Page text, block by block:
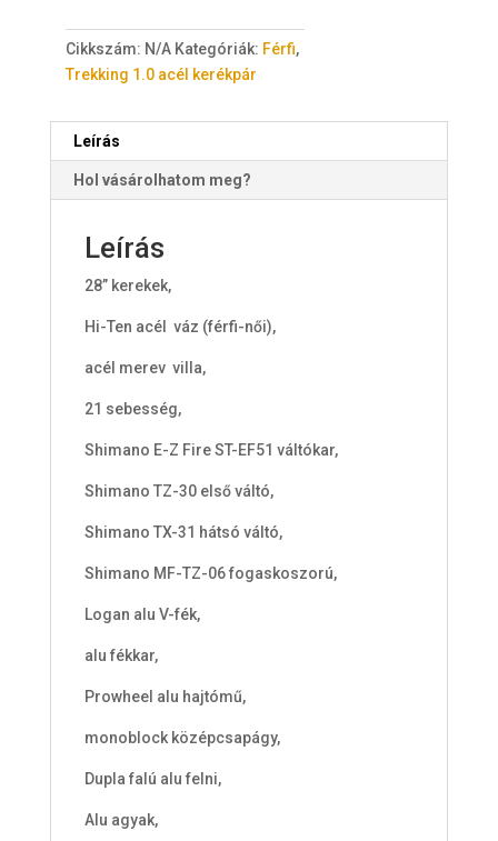
e
m
s
Y
o
u
Cikkszám: N/A Kategóriák: Férfi,
Trekking 1.0 acél kerékpár
Leírás
Hol vásárolhatom meg?
Leírás
28” kerekek,
Hi-Ten acél váz (férfi-női),
acél merev villa,
21 sebesség,
Shimano E-Z Fire ST-EF51 váltókar,
Shimano TZ-30 első váltó,
Shimano TX-31 hátsó váltó,
Shimano MF-TZ-06 fogaskoszorú,
Logan alu V-fék,
alu fékkar,
Prowheel alu hajtómű,
monoblock középcsapágy,
Dupla falú alu felni,
Alu agyak,